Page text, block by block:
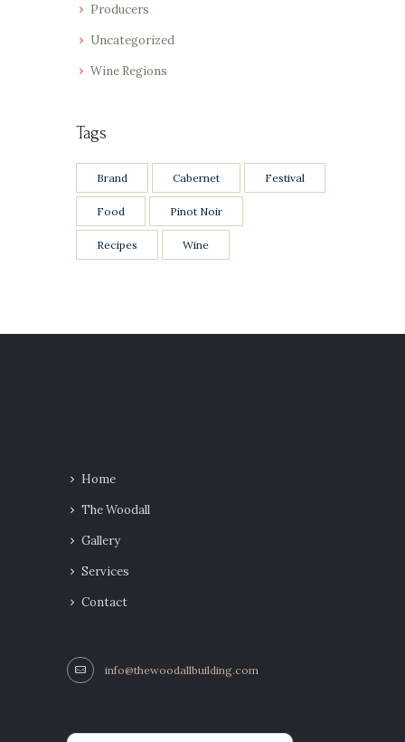
Producers
Uncategorized
Wine Regions
Tags
Brand Cabernet Festival
Food Pinot Noir
Recipes Wine
Home
The Woodall
Gallery
Services
Contact
info@thewoodallbuilding.com